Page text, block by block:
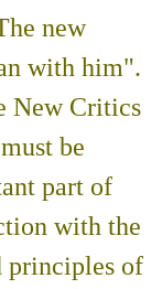
new
with him".
New Critics
be
part of
with the
principles of